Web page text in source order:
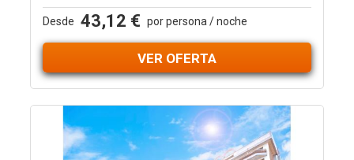
Desde 43,12 € por persona / noche
VER OFERTA